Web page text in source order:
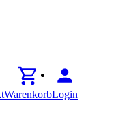
WarenkorbLogin